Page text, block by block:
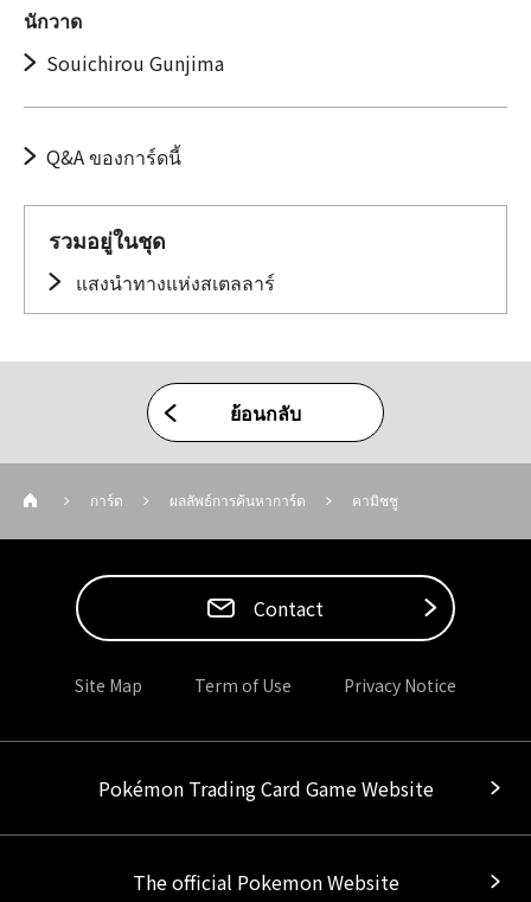
นักวาด
Souichirou Gunjima
Q&A ของการ์ดนี้
รวมอยู่ในชุด
แสงนำทางแห่งสเตลลาร์
ย้อนกลับ
การ์ด ผลลัพธ์การค้นหาการ์ด คามิชชู
Contact
Site Map Term of Use Privacy Notice
Pokémon Trading Card Game Website
The official Pokemon Website